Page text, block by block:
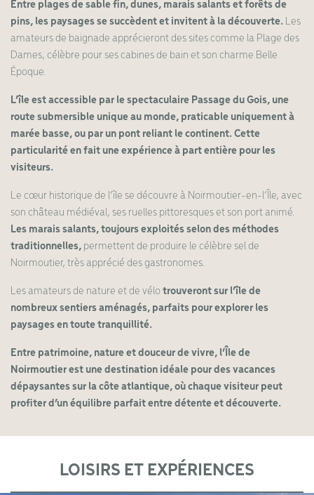
Entre plages de sable fin, dunes, marais salants et forêts de
pins, les paysages se succèdent et invitent à la découverte. Les
amateurs de baignade apprécieront des sites comme la Plage des
Dames, célèbre pour ses cabines de bain et son charme Belle
Époque.
L’île est accessible par le spectaculaire Passage du Gois, une
route submersible unique au monde, praticable uniquement à
marée basse, ou par un pont reliant le continent. Cette
particularité en fait une expérience à part entière pour les
visiteurs.
Le cœur historique de l’île se découvre à Noirmoutier-en-l’Île, avec
son château médiéval, ses ruelles pittoresques et son port animé.
Les marais salants, toujours exploités selon des méthodes
traditionnelles, permettent de produire le célèbre sel de
Noirmoutier, très apprécié des gastronomes.
Les amateurs de nature et de vélotrouveront sur l’île de
nombreux sentiers aménagés, parfaits pour explorer les
paysages en toute tranquillité.
Entre patrimoine, nature et douceur de vivre, l’Île de
Noirmoutier est une destination idéale pour des vacances
dépaysantes sur la côte atlantique, où chaque visiteur peut
profiter d’un équilibre parfait entre détente et découverte.
LOISIRS ET EXPÉRIENCES